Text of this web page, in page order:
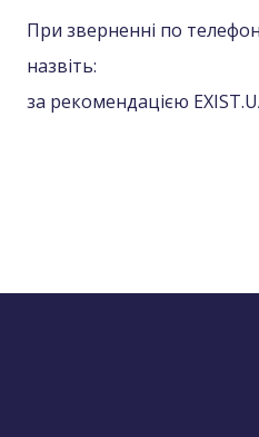
При зверненні по
назвіть:
за рекомендацією